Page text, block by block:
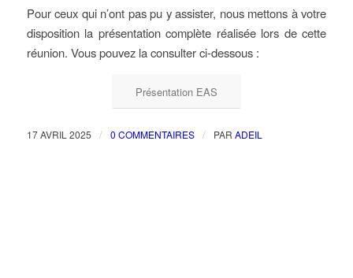
Pour ceux qui n’ont pas pu y assister, nous mettons à votre
disposition la présentation complète réalisée lors de cette
réunion. Vous pouvez la consulter ci-dessous :
Présentation EAS
17 AVRIL 2025 / 0 COMMENTAIRES / PAR ADEIL